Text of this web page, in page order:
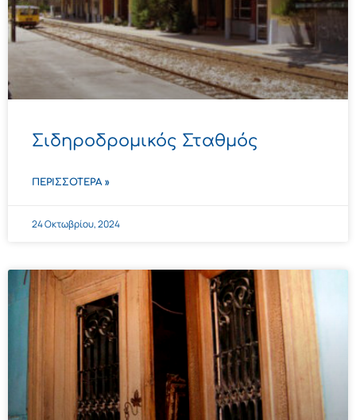
Σιδηροδρομικός Σταθμός
ΠΕΡΙΣΣΌΤΕΡΑ »
24 Οκτωβρίου, 2024